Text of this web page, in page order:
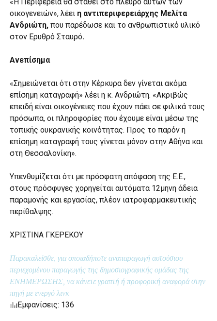
οικογενειών», λέει η αντιπεριφερειάρχης Μελίτα
Ανδριώτη, που παρέδωσε και το ανθρωπιστικό υλικό
στον Ερυθρό Σταυρό.
Ανεπίσημα
«Σημειώνεται ότι στην Κέρκυρα δεν γίνεται ακόμα
επίσημη καταγραφή» λέει η κ. Ανδριώτη. «Ακριβώς
επειδή είναι οικογένειες που έχουν πάει σε φιλικά τους
πρόσωπα, οι πληροφορίες που έχουμε είναι μέσω της
τοπικής ουκρανικής κοινότητας. Προς το παρόν η
επίσημη καταγραφή τους γίνεται μόνον στην Αθήνα και
στη Θεσσαλονίκη».
Υπενθυμίζεται ότι με πρόσφατη απόφαση της Ε.Ε.,
στους πρόσφυγες χορηγείται αυτόματα 12μηνη άδεια
παραμονής και εργασίας, πλέον ιατροφαρμακευτικής
περίθαλψης.
ΧΡΙΣΤΙΝΑ ΓΚΕΡΕΚΟΥ
Παρακαλείσθε, για οποιαδήποτε αναπαραγωγή αυτούσιου
περιεχομένου παραγωγής της δημοσιογραφικής ομάδας της
ΕΝΗΜΕΡΩΣΗΣ, να κάνετε γραπτή ή προφορική αναφορά στην
πηγή με ενεργό λινκ
Εμφανίσεις: 136